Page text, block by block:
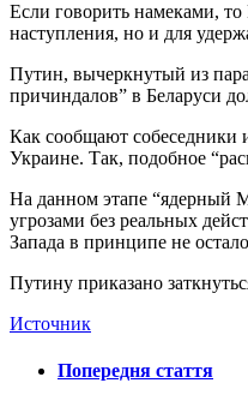
Если говорить намеками, то
наступления, но и для
Путин, вычеркнутый из
причиндалов” в Беларуси
Как сообщают собеседники
Украине. Так, подобное
На данном этапе “ядерный
угрозами без реальных
Запада в принципе не
Путину приказано
Источник
Попередня стаття